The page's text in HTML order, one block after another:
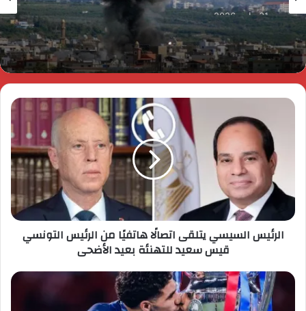
31 مايو، 2026
عاجل | انفجار مسيّرة أُطلقت من لبنان قرب موقع
عسكري شمال إسرائيل
الرئيس السيسي يتلقى اتصالًا هاتفيًا من الرئيس التونسي
قيس سعيد للتهنئة بعيد الأضحى